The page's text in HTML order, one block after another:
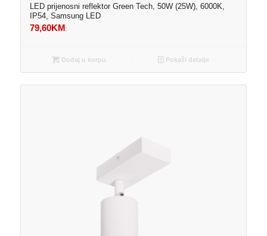
LED prijenosni reflektor Green Tech, 50W (25W), 6000K,
IP54, Samsung LED
79,60KM
Dodaj u korpu Pokaži detalje